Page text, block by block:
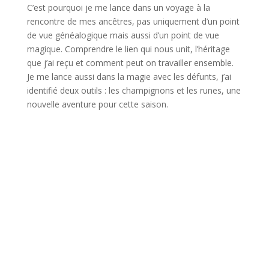
C’est pourquoi je me lance dans un voyage à la
rencontre de mes ancêtres, pas uniquement d’un point
de vue généalogique mais aussi d’un point de vue
magique. Comprendre le lien qui nous unit, l’héritage
que j’ai reçu et comment peut on travailler ensemble.
Je me lance aussi dans la magie avec les défunts, j’ai
identifié deux outils : les champignons et les runes, une
nouvelle aventure pour cette saison.